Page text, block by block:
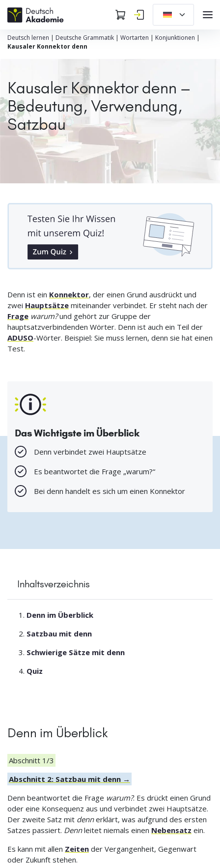
Deutsch lernen | Deutsche Grammatik | Wortarten | Konjunktionen |
Kausaler Konnektor denn
Kausaler Konnektor denn –
Bedeutung, Verwendung,
Satzbau
Denn ist ein Konnektor, der einen Grund ausdrückt und
zwei Hauptsätze miteinander verbindet. Er steht nach der
Frage warum?und gehört zur Gruppe der
hauptsatzverbindenden Wörter. Denn ist auch ein Teil der
ADUSO-Wörter. Beispiel: Sie muss lernen, denn sie hat einen
Test.
Das Wichtigste im Überblick
Denn verbindet zwei Hauptsätze
Es beantwortet die Frage „warum?“
Bei denn handelt es sich um einen Konnektor
Inhaltsverzeichnis
Denn im Überblick
Satzbau mit denn
Schwierige Sätze mit denn
Quiz
Denn im Überblick
Abschnitt 1/3
Abschnitt 2: Satzbau mit denn →
Denn beantwortet die Frage warum?. Es drückt einen Grund
oder eine Konsequenz aus und verbindet zwei Hauptsätze.
Der zweite Satz mit dennerklärt, was aufgrund des ersten
Satzes passiert. Dennleitet niemals einen Nebensatz ein.
Es kann mit allen Zeiten der Vergangenheit, Gegenwart
oder Zukunft stehen.